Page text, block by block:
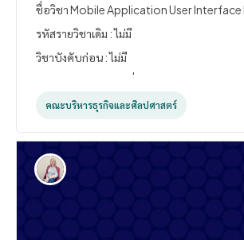
ชื่อวิชา Mobile Application User Interface
รหัสรายวิชาเดิม : ไม่มี
วิชาบังคับก่อน : ไม่มี
ใช้บนอุปกรณ์เคลื่อนที่ การออกแบบส่วนประก
ของส่วนติดต่อผู้ใช้และลาดับชั้นของการจัดวาง
ต่างๆ การใช้หน่วยวัดขนาดของส่วนประกอบต่า
จัดการรูปภาพที่ใช้ในส่วนติดต่อผู้ใช้ การทาแอ
ให้รองรับหลายภาษา การพัฒนาส่วนติดต่อผู้ใช้
คณะบริหารธุรกิจและศิลปศาสตร์